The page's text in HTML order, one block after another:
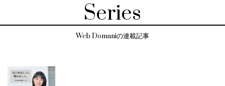
Series
Web Domaniの連載記事